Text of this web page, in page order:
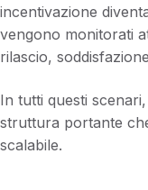
incentivazione
vengono monitorati
rilascio,
In tutti questi
struttura portante
scalabile.